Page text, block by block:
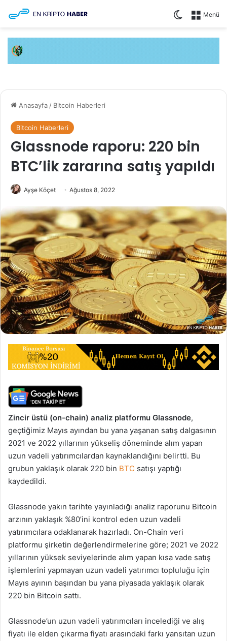
Menü
Dış
Anasayfa / Bitcoin Haberleri
Bitcoin Haberleri
Glassnode raporu: 220 bin
BTC’lik zararına satış yapıldı
Ayşe Köçet Ağustos 8, 2022
Zincir üstü (on-chain) analiz platformu Glassnode,
geçtiğimiz Mayıs ayından bu yana yaşanan satış dalgasının
2021 ve 2022 yıllarının yükseliş döneminde alım yapan
uzun vadeli yatırımcılardan kaynaklandığını belirtti. Bu
grubun yaklaşık olarak 220 bin BTC satışı yaptığı
kaydedildi.
Glassnode yakın tarihte yayınladığı analiz raporunu Bitcoin
arzının yaklaşık %80’ini kontrol eden uzun vadeli
yatırımcılara odaklanarak hazırladı. On-Chain veri
platformu şirketin değerlendirmelerine göre; 2021 ve 2022
yıllarının yüksek seviyelerinde alım yapan kısa vade satış
işlemlerini yapmayan uzun vadeli yatırımcı topluluğu için
Mayıs ayının başından bu yana piyasada yaklaşık olarak
220 bin Bitcoin sattı.
Glassnode’un uzun vadeli yatırımcıları incelediği ve alış
fiyatı ile elden çıkarma fiyatı arasındaki farkı yansıtan uzun